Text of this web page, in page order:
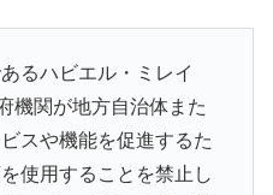
るハビエル・ミレイ
機関が地方自治体また
スや機能を促進するた
使用することを禁止し